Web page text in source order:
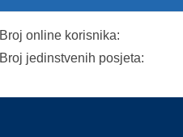
Broj online korisnika:
Broj jedinstvenih posjeta: